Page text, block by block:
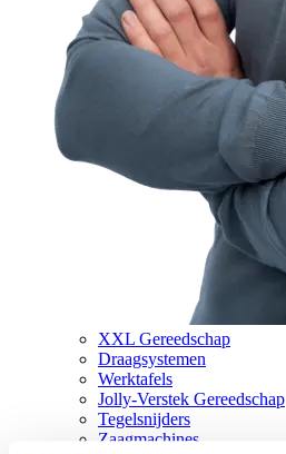
XXL Gereedschap
Draagsystemen
Werktafels
Jolly-Verstek Gereedschap
Tegelsnijders
Zaagmachines